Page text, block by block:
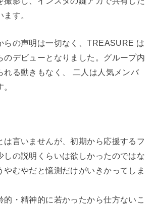
す。
らの声明は一切なく、TREASURE は
のデビューとなりました。グループ内
れる動きもなく、 二人は人気メンバ
は言いませんが、初期から応援するフ
しの説明くらいは欲しかったのではな
やむやだと憶測だけがいきかってしま
的・精神的に若かったから仕方ないこ